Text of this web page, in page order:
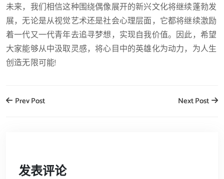
未来，我们相信这种围绕偶像展开的新兴文化将继续蓬勃发
展，无论是从视觉艺术还是社会心理层面，它都将继续激励
着一代又一代青年去追寻梦想，实现自我价值。因此，希望
大家能够从中汲取灵感，将心目中的英雄化为动力，为人生
创造无限可能!
Prev Post Next Post
发表评论